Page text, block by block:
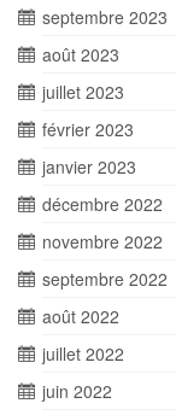
septembre 2023
août 2023
juillet 2023
février 2023
janvier 2023
décembre 2022
novembre 2022
septembre 2022
août 2022
juillet 2022
juin 2022